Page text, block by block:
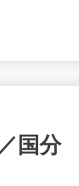
国分